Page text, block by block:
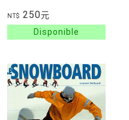
NT$ 250元